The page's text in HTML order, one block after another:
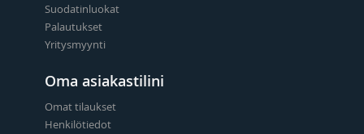
Suodatinluokat
Palautukset
Yritysmyynti
Oma asiakastilini
Omat tilaukset
Henkilötiedot